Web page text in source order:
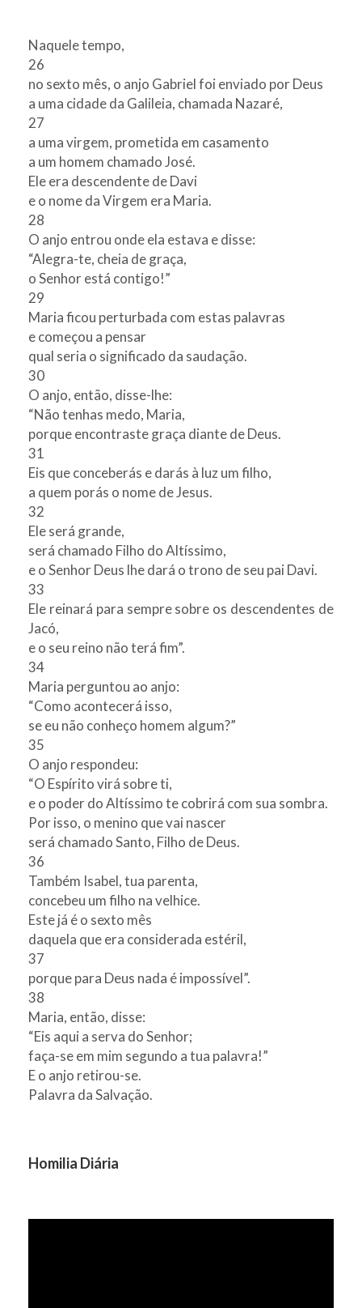
Naquele tempo,
26
no sexto mês, o anjo Gabriel foi enviado por Deus
a uma cidade da Galileia, chamada Nazaré,
27
a uma virgem, prometida em casamento
a um homem chamado José.
Ele era descendente de Davi
e o nome da Virgem era Maria.
28
O anjo entrou onde ela estava e disse:
“Alegra-te, cheia de graça,
o Senhor está contigo!”
29
Maria ficou perturbada com estas palavras
e começou a pensar
qual seria o significado da saudação.
30
O anjo, então, disse-lhe:
“Não tenhas medo, Maria,
porque encontraste graça diante de Deus.
31
Eis que conceberás e darás à luz um filho,
a quem porás o nome de Jesus.
32
Ele será grande,
será chamado Filho do Altíssimo,
e o Senhor Deus lhe dará o trono de seu pai Davi.
33
Ele reinará para sempre sobre os descendentes de
Jacó,
e o seu reino não terá fim”.
34
Maria perguntou ao anjo:
“Como acontecerá isso,
se eu não conheço homem algum?”
35
O anjo respondeu:
“O Espírito virá sobre ti,
e o poder do Altíssimo te cobrirá com sua sombra.
Por isso, o menino que vai nascer
será chamado Santo, Filho de Deus.
36
Também Isabel, tua parenta,
concebeu um filho na velhice.
Este já é o sexto mês
daquela que era considerada estéril,
37
porque para Deus nada é impossível”.
38
Maria, então, disse:
“Eis aqui a serva do Senhor;
faça-se em mim segundo a tua palavra!”
E o anjo retirou-se.
Palavra da Salvação.
Homilia Diária